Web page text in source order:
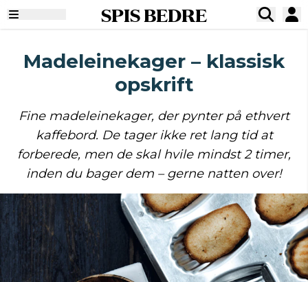
SPIS BEDRE
Madeleinekager – klassisk
opskrift
Fine madeleinekager, der pynter på ethvert
kaffebord. De tager ikke ret lang tid at
forberede, men de skal hvile mindst 2 timer,
inden du bager dem – gerne natten over!